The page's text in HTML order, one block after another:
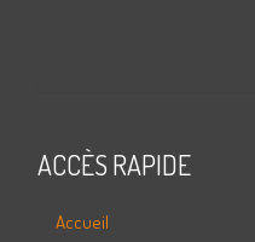
ACCÈS RAPIDE
Accueil